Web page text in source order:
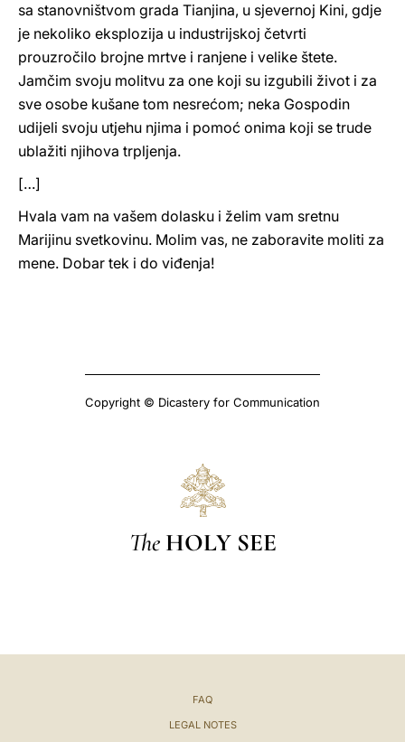
sa stanovništvom grada Tianjina, u sjevernoj Kini, gdje
je nekoliko eksplozija u industrijskoj četvrti
prouzročilo brojne mrtve i ranjene i velike štete.
Jamčim svoju molitvu za one koji su izgubili život i za
sve osobe kušane tom nesrećom; neka Gospodin
udijeli svoju utjehu njima i pomoć onima koji se trude
ublažiti njihova trpljenja.
[…]
Hvala vam na vašem dolasku i želim vam sretnu
Marijinu svetkovinu. Molim vas, ne zaboravite moliti za
mene. Dobar tek i do viđenja!
Copyright © Dicastery for Communication
The HOLY SEE
FAQ
LEGAL NOTES